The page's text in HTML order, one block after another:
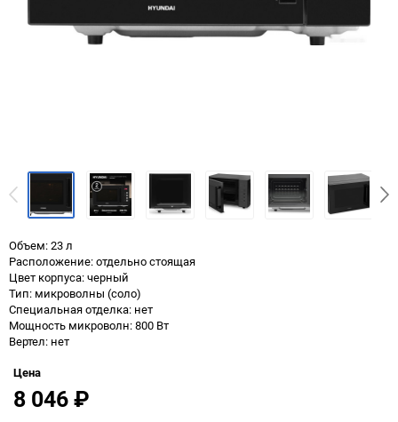
Объем: 23 л
Расположение: отдельно стоящая
Цвет корпуса: черный
Тип: микроволны (соло)
Специальная отделка: нет
Мощность микроволн: 800 Вт
Вертел: нет
Цена
8 046₽